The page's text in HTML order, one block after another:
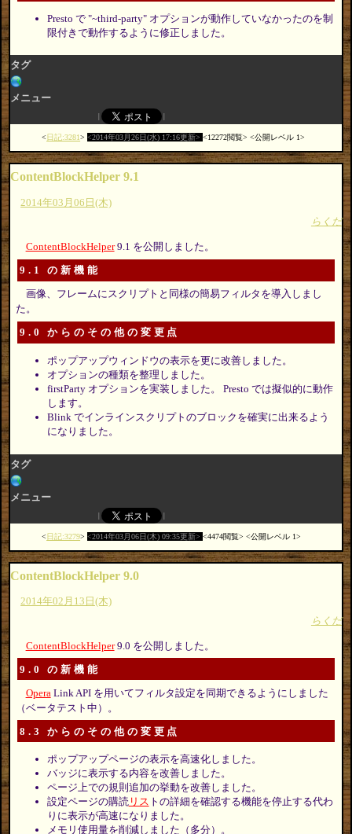
Presto で "~third-party" オプションが動作していなかったのを制
限付きで動作するように修正しました。
タグ
メニュー
日記:3281 2014年03月26日(水) 17:16更新 12272閲覧 公開レベル 1
ContentBlockHelper 9.1
2014年03月06日(木)
らくだ
ContentBlockHelper9.1 を公開しました。
9.1 の新機能
画像、フレームにスクリプトと同様の簡易フィルタを導入しまし
た。
9.0 からのその他の変更点
ポップアップウィンドウの表示を更に改善しました。
オプションの種類を整理しました。
firstParty オプションを実装しました。 Presto では擬似的に動作
します。
Blink でインラインスクリプトのブロックを確実に出来るよう
になりました。
タグ
メニュー
日記:3279 2014年03月06日(木) 09:35更新 4474閲覧 公開レベル 1
ContentBlockHelper 9.0
2014年02月13日(木)
らくだ
ContentBlockHelper9.0 を公開しました。
9.0 の新機能
Opera Link API を用いてフィルタ設定を同期できるようにしました
（ベータテスト中）。
8.3 からのその他の変更点
ポップアップページの表示を高速化しました。
バッジに表示する内容を改善しました。
ページ上での規則追加の挙動を改善しました。
設定ページの購読リス トの詳細を確認する機能を停止する代わ
りに表示が高速になりました。
メモリ使用量を削減しました（多分）。